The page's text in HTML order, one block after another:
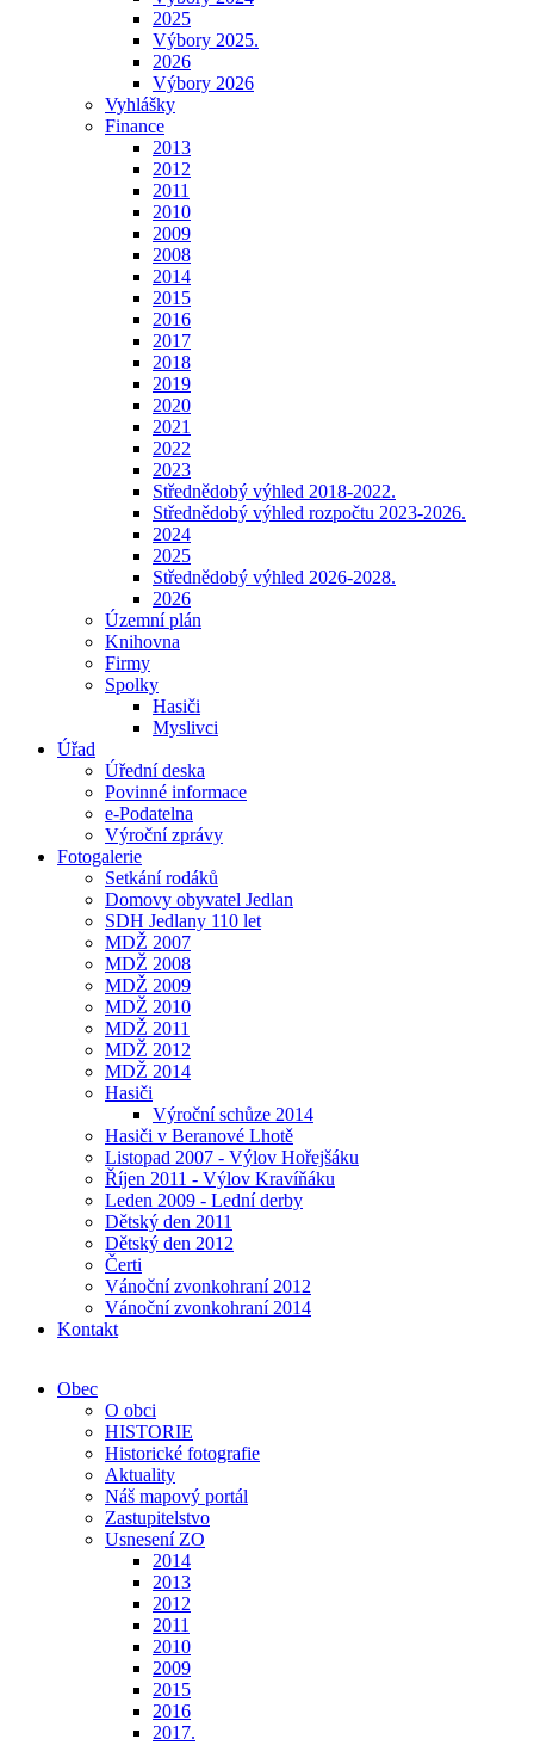
2025
Výbory 2025.
2026
Výbory 2026
Vyhlášky
Finance
2013
2012
2011
2010
2009
2008
2014
2015
2016
2017
2018
2019
2020
2021
2022
2023
Střednědobý výhled 2018-2022.
Střednědobý výhled rozpočtu 2023-2026.
2024
2025
Střednědobý výhled 2026-2028.
2026
Územní plán
Knihovna
Firmy
Spolky
Hasiči
Myslivci
Úřad
Úřední deska
Povinné informace
e-Podatelna
Výroční zprávy
Fotogalerie
Setkání rodáků
Domovy obyvatel Jedlan
SDH Jedlany 110 let
MDŽ 2007
MDŽ 2008
MDŽ 2009
MDŽ 2010
MDŽ 2011
MDŽ 2012
MDŽ 2014
Hasiči
Výroční schůze 2014
Hasiči v Beranové Lhotě
Listopad 2007 - Výlov Hořejšáku
Říjen 2011 - Výlov Kravíňáku
Leden 2009 - Lední derby
Dětský den 2011
Dětský den 2012
Čerti
Vánoční zvonkohraní 2012
Vánoční zvonkohraní 2014
Kontakt
Obec
O obci
HISTORIE
Historické fotografie
Aktuality
Náš mapový portál
Zastupitelstvo
Usnesení ZO
2014
2013
2012
2011
2010
2009
2015
2016
2017.